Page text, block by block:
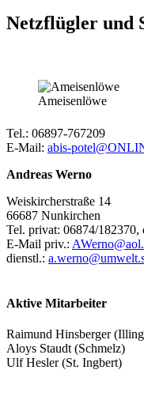
Netzflügler und
Ameisenlöwe
Tel.: 06897-767209
E-Mail: abis-
Andreas Werno
Weiskircherstraße 14
66687 Nunkirchen
Tel. privat: 06874/182370,
E-Mail priv.:
dienstl.:
Aktive Mitarbeiter
Raimund Hinsberger
Aloys Staudt (Schmelz)
Ulf Hesler (St. Ingbert)